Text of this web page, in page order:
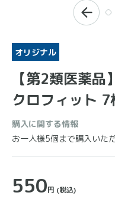
オリジナル
【第2類医薬
クロフィット 7
購入に関する情報
お一人様5個まで購入いた
550円 (税込)